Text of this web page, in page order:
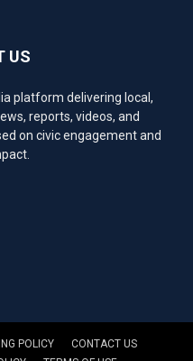
US
platform delivering local,
reports, videos, and
on civic engagement and
POLICY
CONTACT US